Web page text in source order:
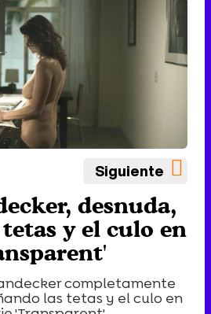
Siguiente
desnuda,
y el culo en
completamente
las tetas y el culo en